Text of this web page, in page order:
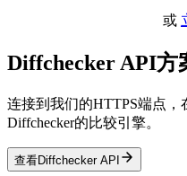
或
Diffchecker API方
连接到我们的HTTPS端点，
Diffchecker的比较引擎。
查看Diffchecker API